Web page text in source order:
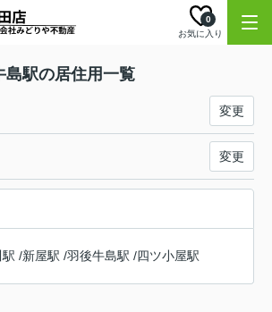
お気に入り
0
島駅の居住用一覧
変更
変更
/新屋駅 /羽後牛島駅 /四ツ小屋駅